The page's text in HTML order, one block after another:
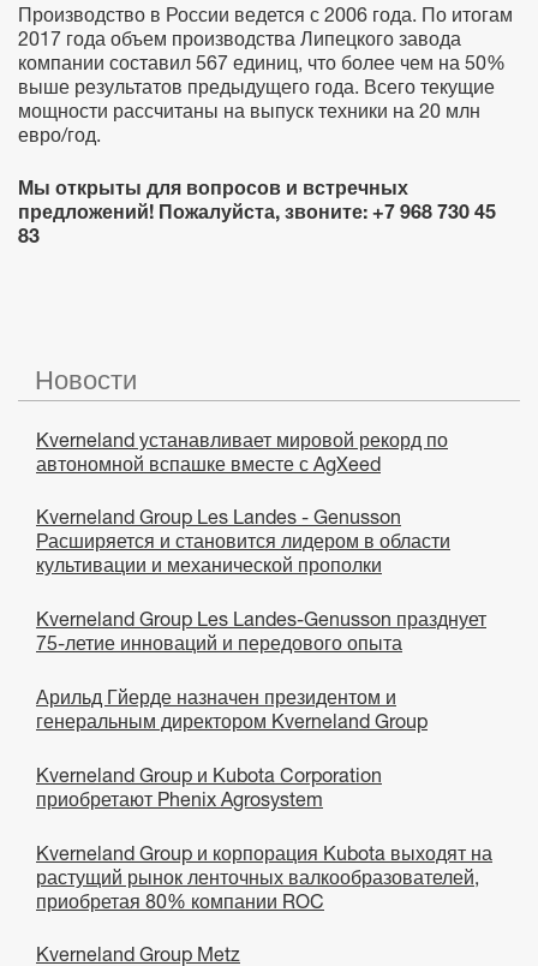
Производство в России ведется с 2006 года. По итогам
2017 года объем производства Липецкого завода
компании составил 567 единиц, что более чем на 50%
выше результатов предыдущего года. Всего текущие
мощности рассчитаны на выпуск техники на 20 млн
евро/год.
Мы открыты для вопросов и встречных
предложений! Пожалуйста, звоните: +7 968 730 45
83
Новости
Kverneland устанавливает мировой рекорд по
автономной вспашке вместе с AgXeed
Kverneland Group Les Landes - Genusson
Расширяется и становится лидером в области
культивации и механической прополки
Kverneland Group Les Landes-Genusson празднует
75-летие инноваций и передового опыта
Арильд Гйерде назначен президентом и
генеральным директором Kverneland Group
Kverneland Group и Kubota Corporation
приобретают Phenix Agrosystem
Kverneland Group и корпорация Kubota выходят на
растущий рынок ленточных валкообразователей,
приобретая 80% компании ROC
Kverneland Group Metz